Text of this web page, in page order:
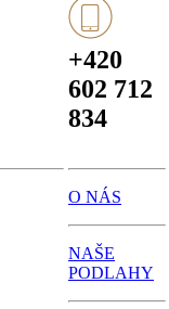
+420
602 712
834
O NÁS
NAŠE
PODLAHY